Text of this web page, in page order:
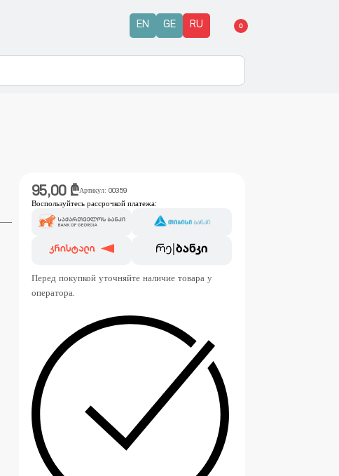
EN GE RU 0
95,00 ₾Артикул: 00359
Воспользуйтесь рассрочкой платежа:
Перед покупкой уточняйте наличие товара у
оператора.